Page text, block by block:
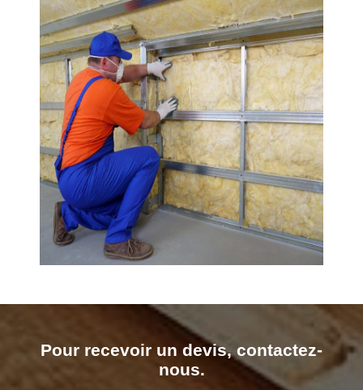
Pour recevoir un devis, contactez-
nous.